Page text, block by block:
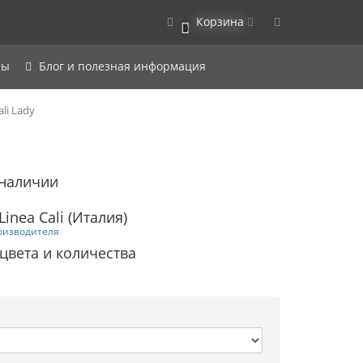
0 Корзина
Блог и полезная информация
Lady
Cali (Италия)
и количества